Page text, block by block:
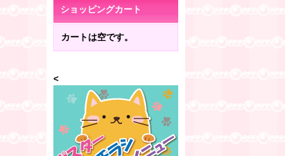
ショッピングカート
カートは空です。
<